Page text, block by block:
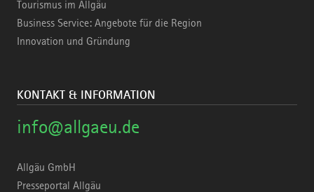
Tourismus im Allgäu
Business Service: Angebote für die Region
Innovation und Gründung
KONTAKT & INFORMATION
info@allgaeu.de
Allgäu GmbH
Presseportal Allgäu